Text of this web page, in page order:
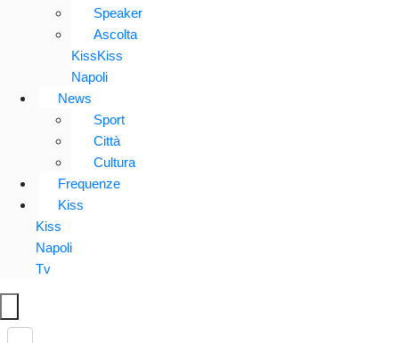
Speaker
Ascolta
KissKiss
Napoli
News
Sport
Città
Cultura
Frequenze
Kiss
Kiss
Napoli
Tv